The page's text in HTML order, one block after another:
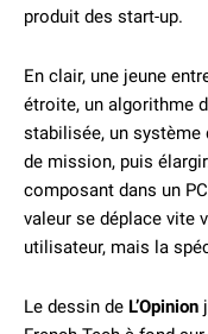
produit des start-up.
En clair, une jeune
étroite, un algorithme
stabilisée, un
de mission, puis
composant dans un
valeur se déplace vite
utilisateur, mais la
Le dessin de L’Opinion